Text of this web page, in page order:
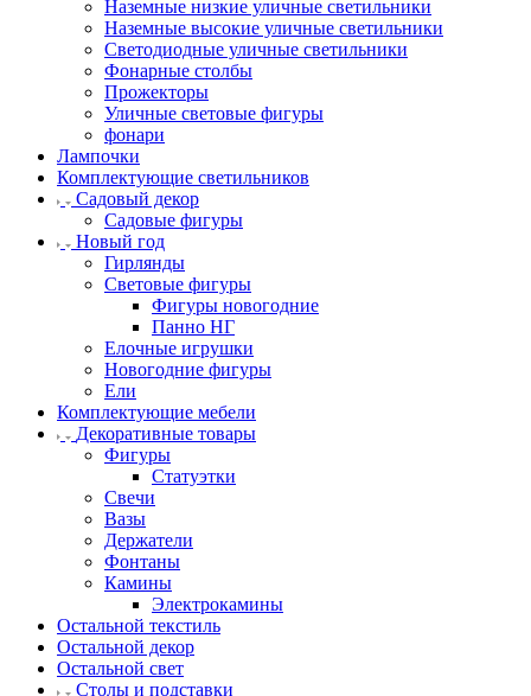
Наземные низкие уличные светильники
Наземные высокие уличные светильники
Светодиодные уличные светильники
Фонарные столбы
Прожекторы
Уличные световые фигуры
фонари
Лампочки
Комплектующие светильников
Садовый декор
Садовые фигуры
Новый год
Гирлянды
Световые фигуры
Фигуры новогодние
Панно НГ
Елочные игрушки
Новогодние фигуры
Ели
Комплектующие мебели
Декоративные товары
Фигуры
Статуэтки
Свечи
Вазы
Держатели
Фонтаны
Камины
Электрокамины
Остальной текстиль
Остальной декор
Остальной свет
Столы и подставки